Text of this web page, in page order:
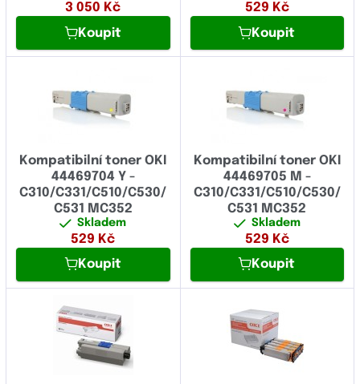
3 050 Kč
Koupit
529 Kč
Koupit
Kompatibilní toner OKI
44469704 Y -
C310/C331/C510/C530/
C531 MC352
Skladem
529 Kč
Koupit
Kompatibilní toner OKI
44469705 M -
C310/C331/C510/C530/
C531 MC352
Skladem
529 Kč
Koupit